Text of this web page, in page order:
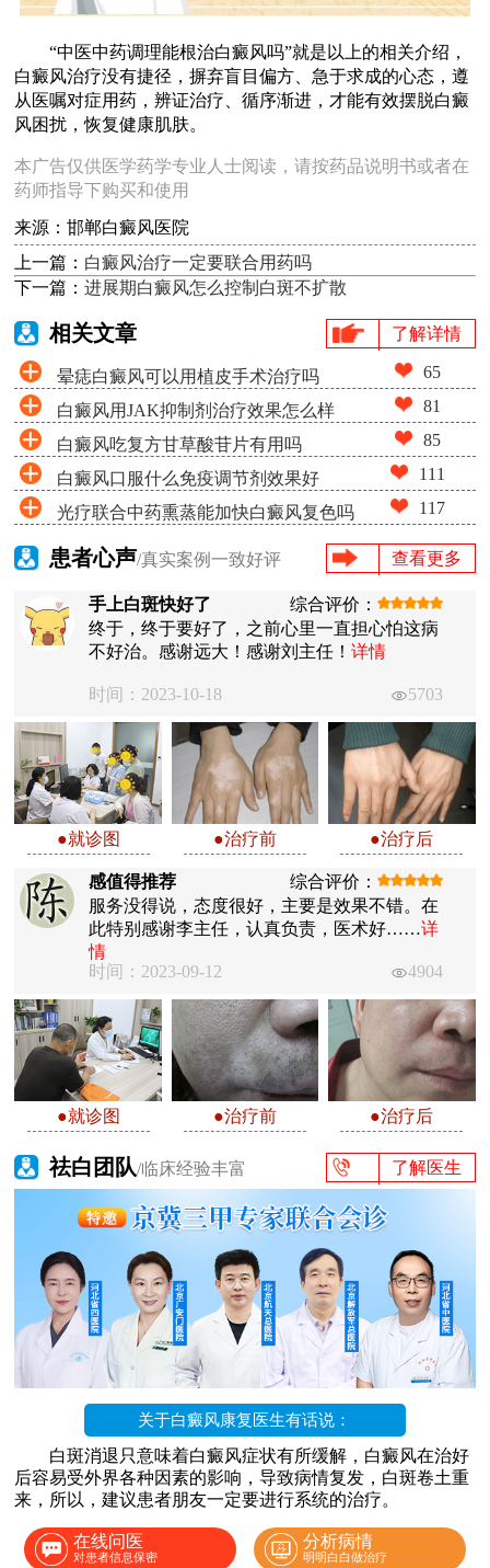
“中医中药调理能根治白癜风吗”就是以上的相关介绍，
白癜风治疗没有捷径，摒弃盲目偏方、急于求成的心态，遵
从医嘱对症用药，辨证治疗、循序渐进，才能有效摆脱白癜
风困扰，恢复健康肌肤。
本广告仅供医学药学专业人士阅读，请按药品说明书或者在
药师指导下购买和使用
来源：邯郸白癜风医院
上一篇： 白癜风治疗一定要联合用药吗
下一篇：进展期白癜风怎么控制白斑不扩散
相关文章 了解详情
晕痣白癜风可以用植皮手术治疗吗 65
白癜风用JAK抑制剂治疗效果怎么样 81
白癜风吃复方甘草酸苷片有用吗 85
白癜风口服什么免疫调节剂效果好 111
光疗联合中药熏蒸能加快白癜风复色吗 117
患者心声/真实案例一致好评 查看更多
手上白斑快好了
综合评价：
终于，终于要好了，之前心里一直担心怕这病
不好治。感谢远大！感谢刘主任！详情
时间：2023-10-18 5703
●就诊图 ●治疗前 ●治疗后
感值得推荐
综合评价：
服务没得说，态度很好，主要是效果不错。在
此特别感谢李主任，认真负责，医术好……详
情
时间：2023-09-12
4904
●就诊图 ●治疗前 ●治疗后
祛白团队/临床经验丰富 了解医生
关于白癜风康复医生有话说：
白斑消退只意味着白癜风症状有所缓解，白癜风在治好
后容易受外界各种因素的影响，导致病情复发，白斑卷土重
来，所以，建议患者朋友一定要进行系统的治疗。
在线问医
对患者信息保密
分析病情
明明白白做治疗